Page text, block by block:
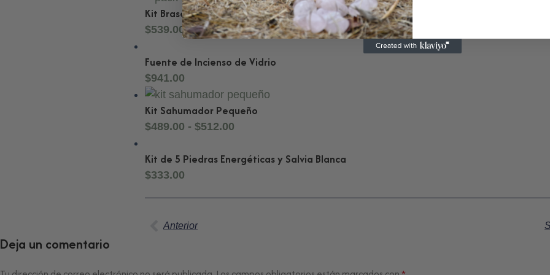
Kit Brasero Grande
$539.00
Fuente de Incienso de Vidrio
$941.00
Kit Sahumador Pequeño
$489.00 - $512.00
Kit de 5 Piedras Energéticas y Salvia Blanca
$333.00
Anterior
Deja un comentario